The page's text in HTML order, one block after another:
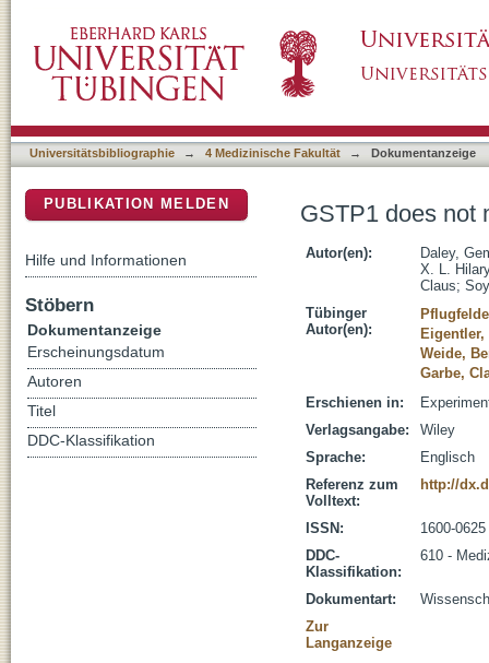
Universitätsbibliographie → 4 Medizinische Fakultät → Dokumentanzeige
GSTP1 does not
Autor(en):
Daley,
X. L.
Claus;
Tübinger
Autor(en):
Weide,
Garbe,
Erschienen in:
Verlagsangabe:
Wiley
Sprache:
Englisch
Referenz zum
Volltext:
http://
ISSN:
1600-0625
DDC-
Klassifikation:
610 -
Dokumentart:
Zur
Langanzeige
PUBLIKATION MELDEN
Hilfe und Informationen
Stöbern
Dokumentanzeige
Erscheinungsdatum
Autoren
Titel
DDC-Klassifikation